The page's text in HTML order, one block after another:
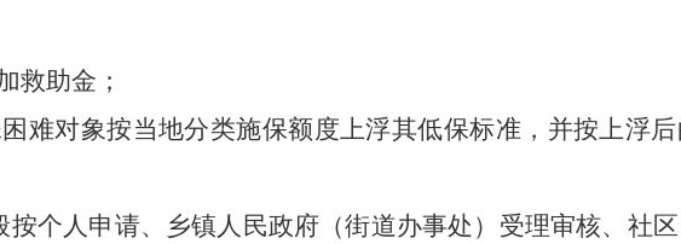
救助金；
难对象按当地分类施保额度上浮其低保标准，并按上浮
按个人申请、乡镇人民政府（街道办事处）受理审核、社